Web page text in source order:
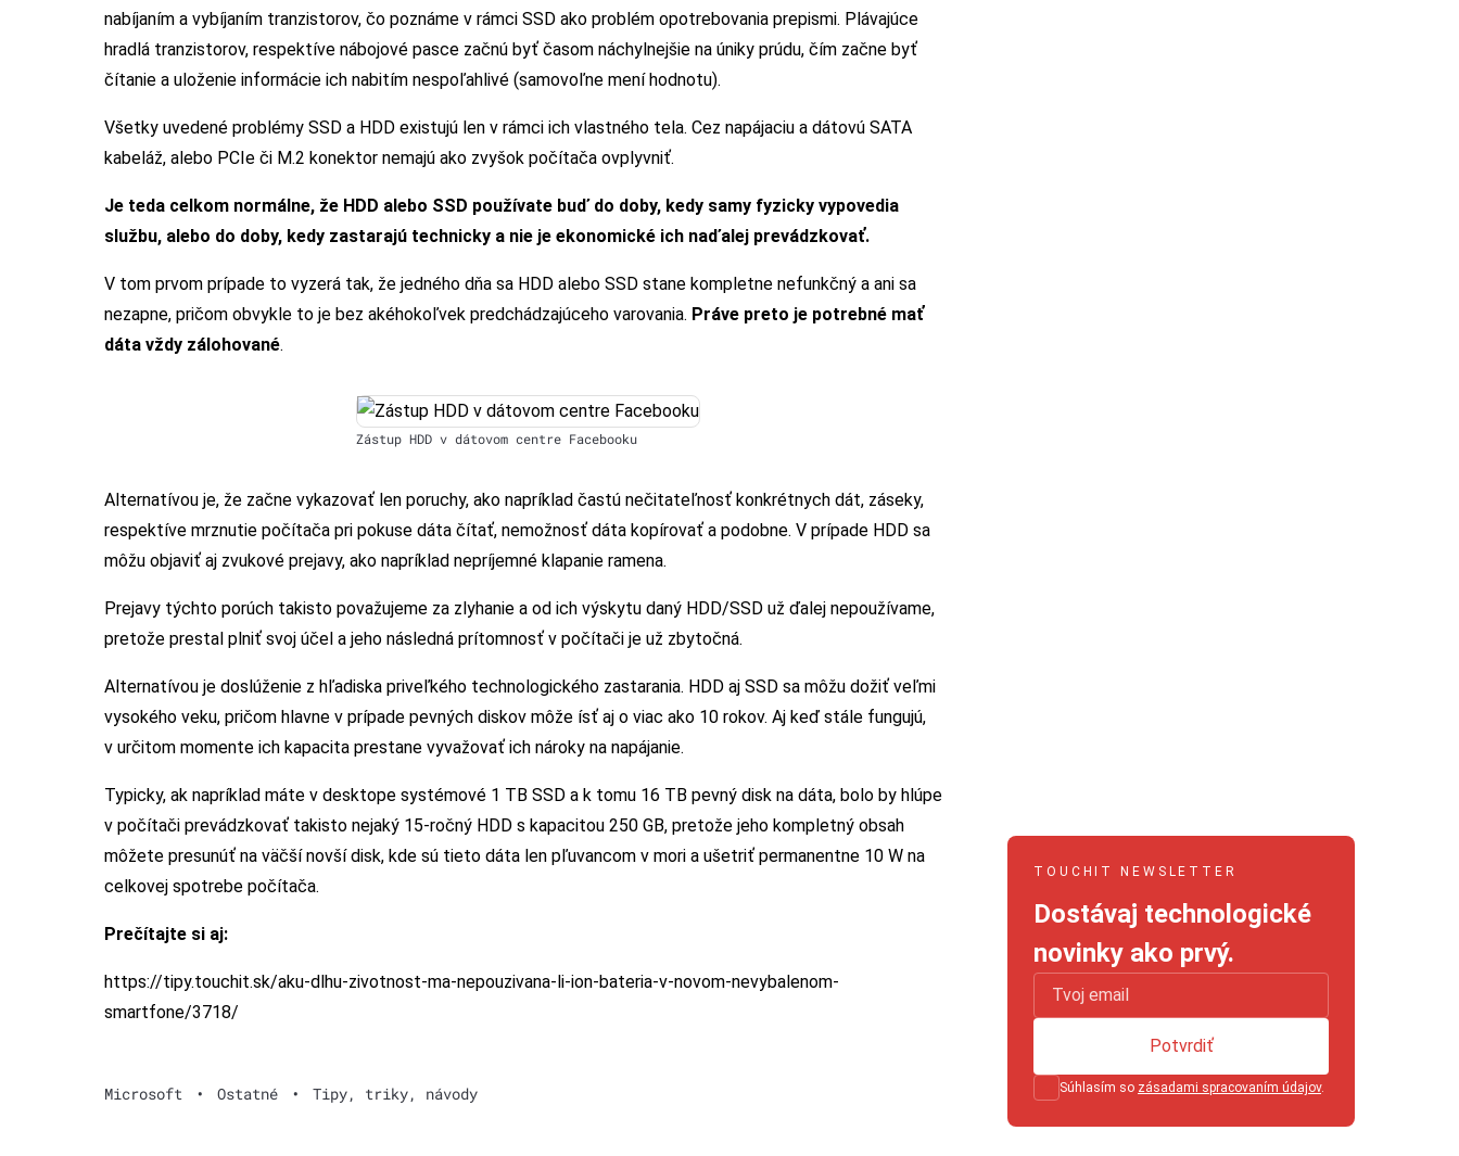
nabíjaním a vybíjaním tranzistorov, čo poznáme v rámci SSD ako problém opotrebovania prepismi. Plávajúce
hradlá tranzistorov, respektíve nábojové pasce začnú byť časom náchylnejšie na úniky prúdu, čím začne byť
čítanie a uloženie informácie ich nabitím nespoľahlivé (samovoľne mení hodnotu).
Všetky uvedené problémy SSD a HDD existujú len v rámci ich vlastného tela. Cez napájaciu a dátovú SATA
kabeláž, alebo PCIe či M.2 konektor nemajú ako zvyšok počítača ovplyvniť.
Je teda celkom normálne, že HDD alebo SSD používate buď do doby, kedy samy fyzicky vypovedia
službu, alebo do doby, kedy zastarajú technicky a nie je ekonomické ich naďalej prevádzkovať.
V tom prvom prípade to vyzerá tak, že jedného dňa sa HDD alebo SSD stane kompletne nefunkčný a ani sa
nezapne, pričom obvykle to je bez akéhokoľvek predchádzajúceho varovania. Práve preto je potrebné mať
dáta vždy zálohované.
Zástup HDD v dátovom centre Facebooku
Alternatívou je, že začne vykazovať len poruchy, ako napríklad častú nečitateľnosť konkrétnych dát, záseky,
respektíve mrznutie počítača pri pokuse dáta čítať, nemožnosť dáta kopírovať a podobne. V prípade HDD sa
môžu objaviť aj zvukové prejavy, ako napríklad nepríjemné klapanie ramena.
Prejavy týchto porúch takisto považujeme za zlyhanie a od ich výskytu daný HDD/SSD už ďalej nepoužívame,
pretože prestal plniť svoj účel a jeho následná prítomnosť v počítači je už zbytočná.
Alternatívou je doslúženie z hľadiska priveľkého technologického zastarania. HDD aj SSD sa môžu dožiť veľmi
vysokého veku, pričom hlavne v prípade pevných diskov môže ísť aj o viac ako 10 rokov. Aj keď stále fungujú,
v určitom momente ich kapacita prestane vyvažovať ich nároky na napájanie.
Typicky, ak napríklad máte v desktope systémové 1 TB SSD a k tomu 16 TB pevný disk na dáta, bolo by hlúpe
v počítači prevádzkovať takisto nejaký 15-ročný HDD s kapacitou 250 GB, pretože jeho kompletný obsah
môžete presunúť na väčší novší disk, kde sú tieto dáta len pľuvancom v mori a ušetriť permanentne 10 W na
celkovej spotrebe počítača.
Prečítajte si aj:
https://tipy.touchit.sk/aku-dlhu-zivotnost-ma-nepouzivana-li-ion-bateria-v-novom-nevybalenom-
smartfone/3718/
Microsoft • Ostatné • Tipy, triky, návody
TOUCHIT NEWSLETTER
Dostávaj technologické
novinky ako prvý.
Súhlasím so zásadami spracovaním údajov.
Potvrdiť